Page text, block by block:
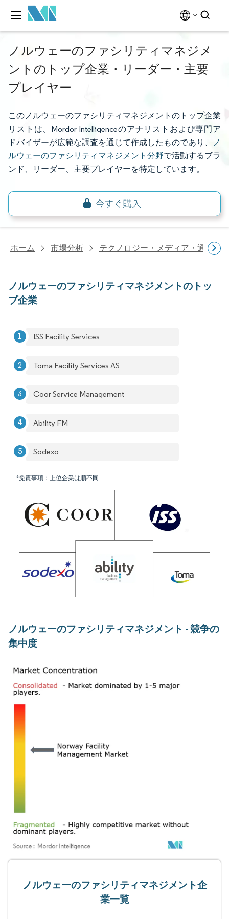
ノルウェーのファシリティマネジメ
ントのトップ企業・リーダー・主要
プレイヤー
このノルウェーのファシリティマネジメントのトップ企業
リストは、Mordor Intelligenceのアナリストおよび専門ア
ドバイザーが広範な調査を通じて作成したものであり、
ノ
ルウェーのファシリティマネジメント分野で活動するブラ
ンド、リーダー、主要プレイヤーを特定しています。
ホーム 市場分析 テクノロジー・メディア・通信研
ノルウェーのファシリティマネジメントのトッ
プ企業
ISS Facility Services
Toma Facility Services AS
Coor Service Management
Ability FM
Sodexo
*免責事項：上位企業は順不同
ノルウェーのファシリティマネジメント - 競争の
集中度
ノルウェーのファシリティマネジメント企
業一覧